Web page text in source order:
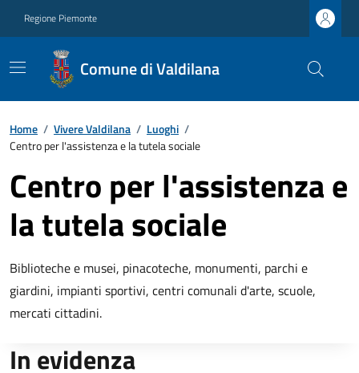
Regione Piemonte
Comune di Valdilana
Home / Vivere Valdilana / Luoghi /
Centro per l'assistenza e la tutela sociale
Centro per l'assistenza e
la tutela sociale
Biblioteche e musei, pinacoteche, monumenti, parchi e
giardini, impianti sportivi, centri comunali d'arte, scuole,
mercati cittadini.
In evidenza